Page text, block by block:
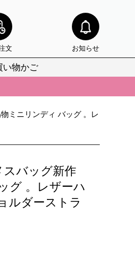
文 お知らせ
い物かご
ミニリンディ バッグ 。レ
スバッグ新作
グ 。レザーハ
ルダーストラ